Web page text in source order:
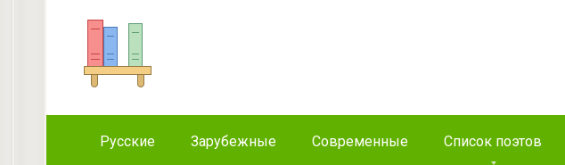
Русские Зарубежные Современные Список поэтов